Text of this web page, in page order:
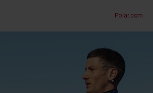
Polar.com